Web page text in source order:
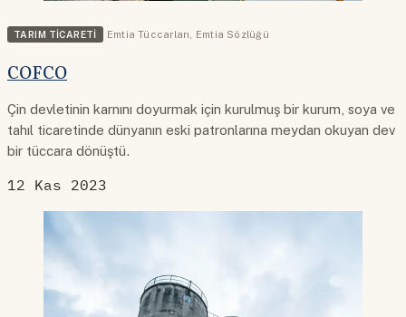
TARIM TICARETI Emtia Tüccarları Emtia Sözlüğü
COFCO
Çin devletinin karnını doyurmak için kurulmuş bir kurum, soya ve
tahıl ticaretinde dünyanın eski patronlarına meydan okuyan dev
bir tüccara dönüştü.
12 Kas 2023